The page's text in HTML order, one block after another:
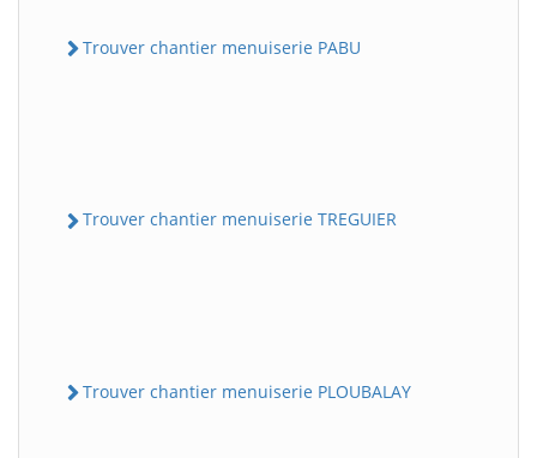
Trouver chantier menuiserie PABU
Trouver chantier menuiserie TREGUIER
Trouver chantier menuiserie PLOUBALAY